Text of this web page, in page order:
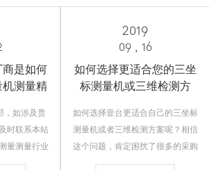
笔者根据十
理及后期气源维护等问题提出解决
以正常使用10~
是如何
测量精
，如涉及贵
时联系本站
量测量行业
2019
09 , 16
如何选择更适合您的三坐
标测量机或三维检测方
如何选择壹台更适合自己的三坐标
测量机或者三维检测方案呢？相信
这个问题，肯定困扰了很多的采购